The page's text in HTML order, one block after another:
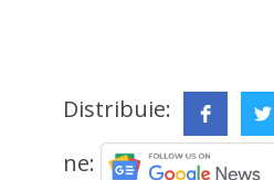
Distribuie:
ne: